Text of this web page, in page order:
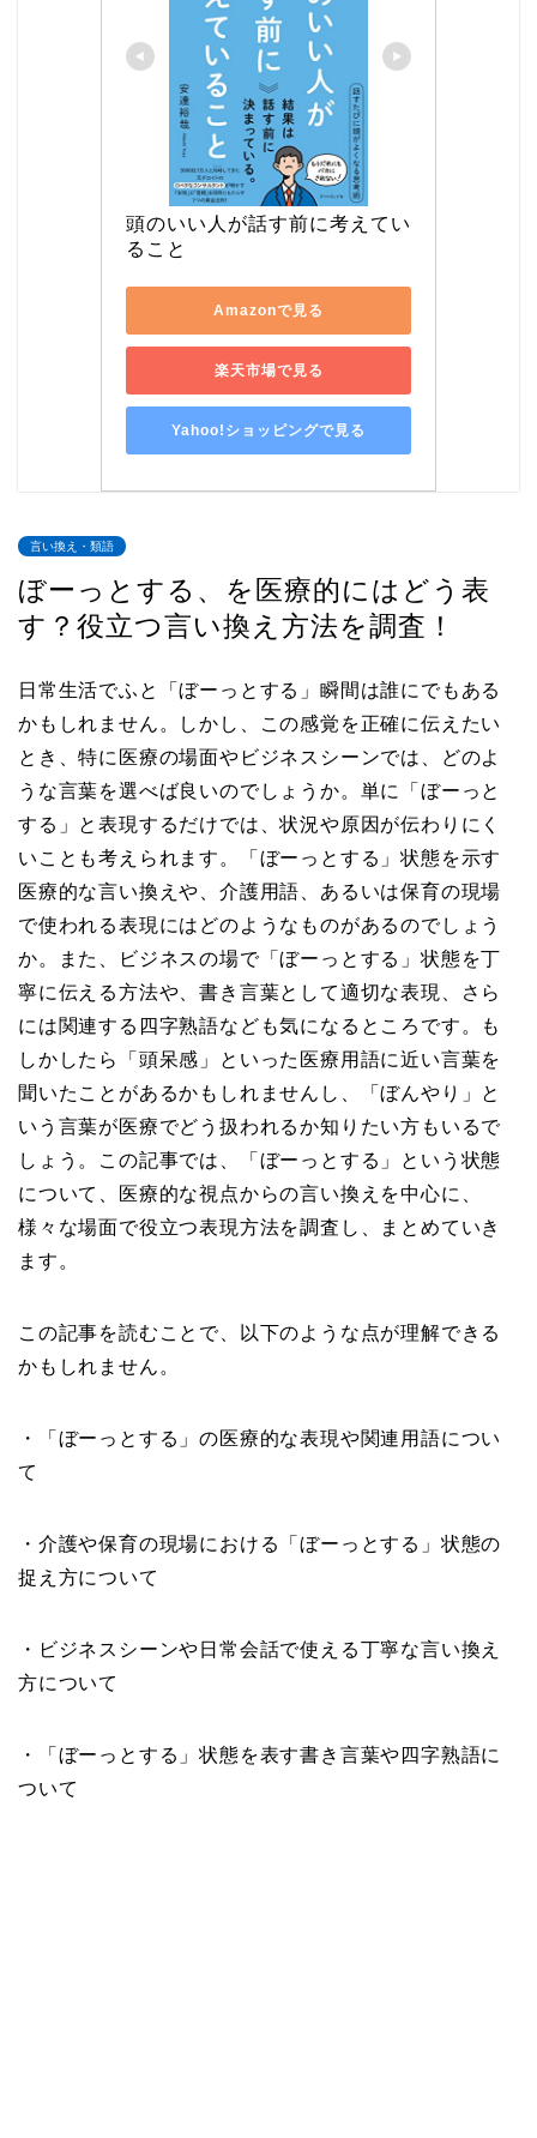
頭のいい人が話す前に考えてい
ること
Amazonで見る
楽天市場で見る
Yahoo!ショッピングで見る
言い換え・類語
ぼーっとする、を医療的にはどう表
す？役立つ言い換え方法を調査！
日常生活でふと「ぼーっとする」瞬間は誰にでもある
かもしれません。しかし、この感覚を正確に伝えたい
とき、特に医療の場面やビジネスシーンでは、どのよ
うな言葉を選べば良いのでしょうか。単に「ぼーっと
する」と表現するだけでは、状況や原因が伝わりにく
いことも考えられます。「ぼーっとする」状態を示す
医療的な言い換えや、介護用語、あるいは保育の現場
で使われる表現にはどのようなものがあるのでしょう
か。また、ビジネスの場で「ぼーっとする」状態を丁
寧に伝える方法や、書き言葉として適切な表現、さら
には関連する四字熟語なども気になるところです。も
しかしたら「頭呆感」といった医療用語に近い言葉を
聞いたことがあるかもしれませんし、「ぼんやり」と
いう言葉が医療でどう扱われるか知りたい方もいるで
しょう。この記事では、「ぼーっとする」という状態
について、医療的な視点からの言い換えを中心に、
様々な場面で役立つ表現方法を調査し、まとめていき
ます。
この記事を読むことで、以下のような点が理解できる
かもしれません。
・「ぼーっとする」の医療的な表現や関連用語につい
て
・介護や保育の現場における「ぼーっとする」状態の
捉え方について
・ビジネスシーンや日常会話で使える丁寧な言い換え
方について
・「ぼーっとする」状態を表す書き言葉や四字熟語に
ついて